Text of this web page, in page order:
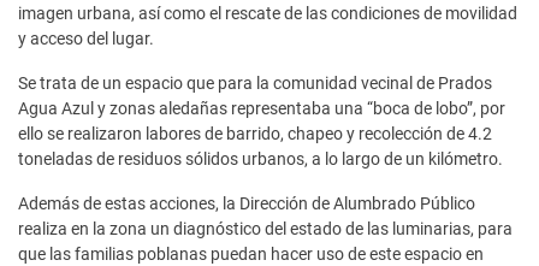
imagen urbana, así como el rescate de las condiciones de movilidad
y acceso del lugar.
Se trata de un espacio que para la comunidad vecinal de Prados
Agua Azul y zonas aledañas representaba una “boca de lobo”, por
ello se realizaron labores de barrido, chapeo y recolección de 4.2
toneladas de residuos sólidos urbanos, a lo largo de un kilómetro.
Además de estas acciones, la Dirección de Alumbrado Público
realiza en la zona un diagnóstico del estado de las luminarias, para
que las familias poblanas puedan hacer uso de este espacio en